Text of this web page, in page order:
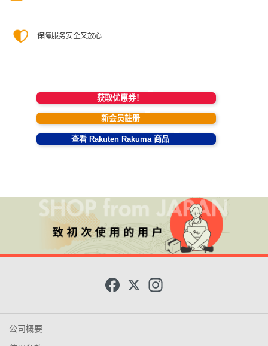
保障服务安全又放心
获取优惠券！
新会员註册
查看 Rakuten Rakuma 商品
X
公司概要